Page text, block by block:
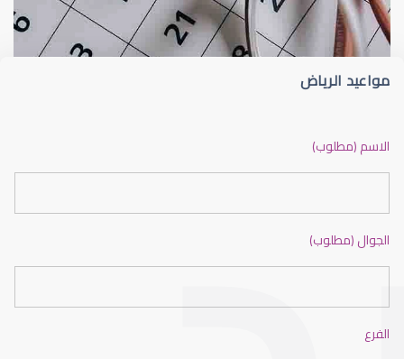
مواعيد الرياض
الاسم (مطلوب)
الجوال (مطلوب)
الفرع